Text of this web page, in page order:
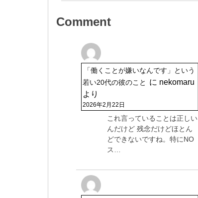
Comment
「働くことが嫌いなんです」という
若い20代の彼のこと
に nekomaru
より
2026年2月22日
これ言っていることは正しい
んだけど 残念だけどほとん
どできないですね。特にNO
ス…